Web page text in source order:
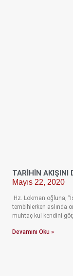
TARİHİN AKIŞINI
Mayıs 22, 2020
Hz. Lokman oğluna,
tembihlerken aslında
muhtaç kul kendini
Devamını Oku »